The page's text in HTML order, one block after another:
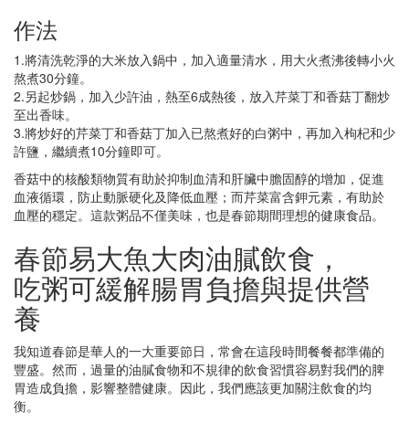
作法
1.將清洗乾淨的大米放入鍋中，加入適量清水，用大火煮沸後轉小火
熬煮30分鐘。
2.另起炒鍋，加入少許油，熱至6成熱後，放入芹菜丁和香菇丁翻炒
至出香味。
3.將炒好的芹菜丁和香菇丁加入已熬煮好的白粥中，再加入枸杞和少
許鹽，繼續煮10分鐘即可。
香菇中的核酸類物質有助於抑制血清和肝臟中膽固醇的增加，促進
血液循環，防止動脈硬化及降低血壓；而芹菜富含鉀元素，有助於
血壓的穩定。這款粥品不僅美味，也是春節期間理想的健康食品。
春節易大魚大肉油膩飲食，
吃粥可緩解腸胃負擔與提供營
養
我知道春節是華人的一大重要節日，常會在這段時間餐餐都準備的
豐盛。然而，過量的油膩食物和不規律的飲食習慣容易對我們的脾
胃造成負擔，影響整體健康。因此，我們應該更加關注飲食的均
衡。